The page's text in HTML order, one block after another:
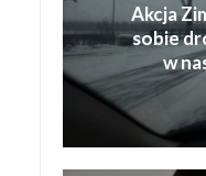
Akcja
sobie
w